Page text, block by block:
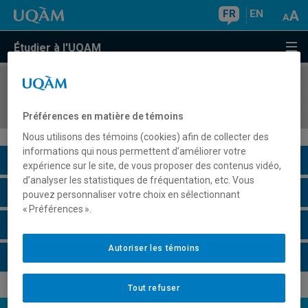
FR EN
Étudier à l'UQAM
COURS//
Description du cours
Horaire - Été 2026
Préférences en matière de témoins
Nous utilisons des témoins (cookies) afin de collecter des
informations qui nous permettent d’améliorer votre
expérience sur le site, de vous proposer des contenus vidéo,
d’analyser les statistiques de fréquentation, etc. Vous
pouvez personnaliser votre choix en sélectionnant
« Préférences ».
Tout refuser
Autoriser les témoins